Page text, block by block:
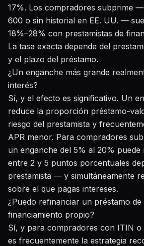
17%. Los compradores subprime
600 o sin historial en EE. UU. —
18%–28% con prestamistas de
La tasa exacta depende del
y el plazo del préstamo.
¿Un enganche más grande
interés?
Sí, y el efecto es significativo. Un
reduce la proporción préstamo-
riesgo del prestamista y
APR menor. Para compradores
un enganche del 5% al 20% puede
entre 2 y 5 puntos porcentuales
prestamista — y simultáneamente
sobre el que pagas intereses.
¿Puedo refinanciar un préstamo
financiamiento propio?
Sí, y para compradores con ITIN o
es frecuentemente la estrategia